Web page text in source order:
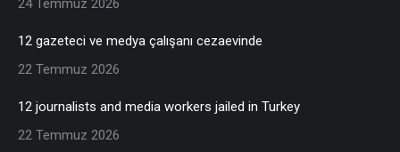
12 gazeteci ve medya çalışanı cezaevinde
22 Temmuz 2026
12 journalists and media workers jailed in Turkey
22 Temmuz 2026